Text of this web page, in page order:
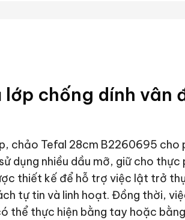
chống dính vân
chảo Tefal 28cm B2260695 cho
dụng nhiều dầu mỡ, giữ cho thực
thiết kế để hỗ trợ việc lật trở
tự tin và linh hoạt. Đồng thời,
thể thực hiện bằng tay hoặc